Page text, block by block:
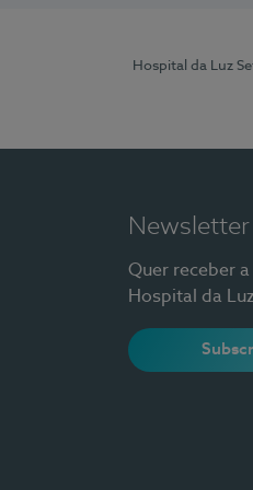
Hospital da Luz
Newsletter
Quer receber
Hospital da